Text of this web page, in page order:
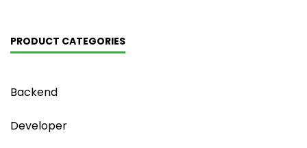
PRODUCT CATEGORIES
Backend
Developer